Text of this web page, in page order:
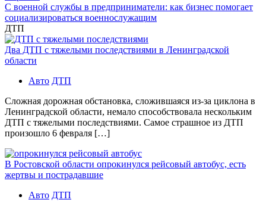
С военной службы в предприниматели: как бизнес помогает
социализироваться военнослужащим
ДТП
Два ДТП с тяжелыми последствиями в Ленинградской
области
Авто ДТП
Сложная дорожная обстановка, сложившаяся из-за циклона в
Ленинградской области, немало способствовала нескольким
ДТП с тяжелыми последствиями. Самое страшное из ДТП
произошло 6 февраля […]
В Ростовской области опрокинулся рейсовый автобус, есть
жертвы и пострадавшие
Авто ДТП